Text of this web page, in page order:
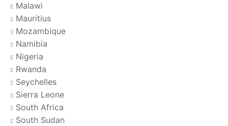
Malawi
Mauritius
Mozambique
Namibia
Nigeria
Rwanda
Seychelles
Sierra Leone
South Africa
South Sudan